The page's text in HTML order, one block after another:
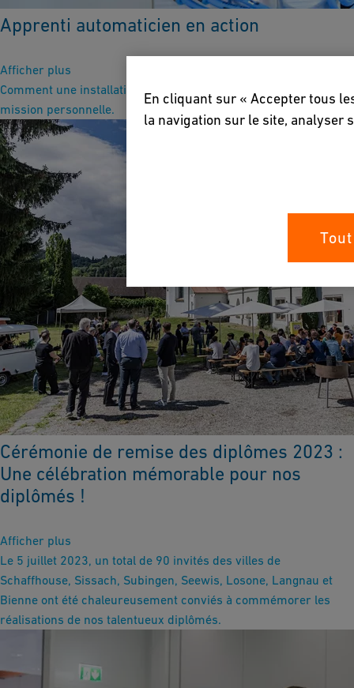
Apprenti automaticien en action
Afficher plus
Comment une installation endommagée est devenue une
mission personnelle.
Cérémonie de remise des diplômes 2023 :
Une célébration mémorable pour nos
diplômés !
Afficher plus
Le 5 juillet 2023, un total de 90 invités des villes de
Schaffhouse, Sissach, Subingen, Seewis, Losone, Langnau et
Bienne ont été chaleureusement conviés à commémorer les
réalisations de nos talentueux diplômés.
En cliquant sur « Accepter tous
la navigation sur le site, analyser